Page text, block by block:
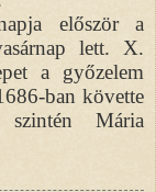
először a
lett. X.
a győzelem
ban követte
szintén Mária